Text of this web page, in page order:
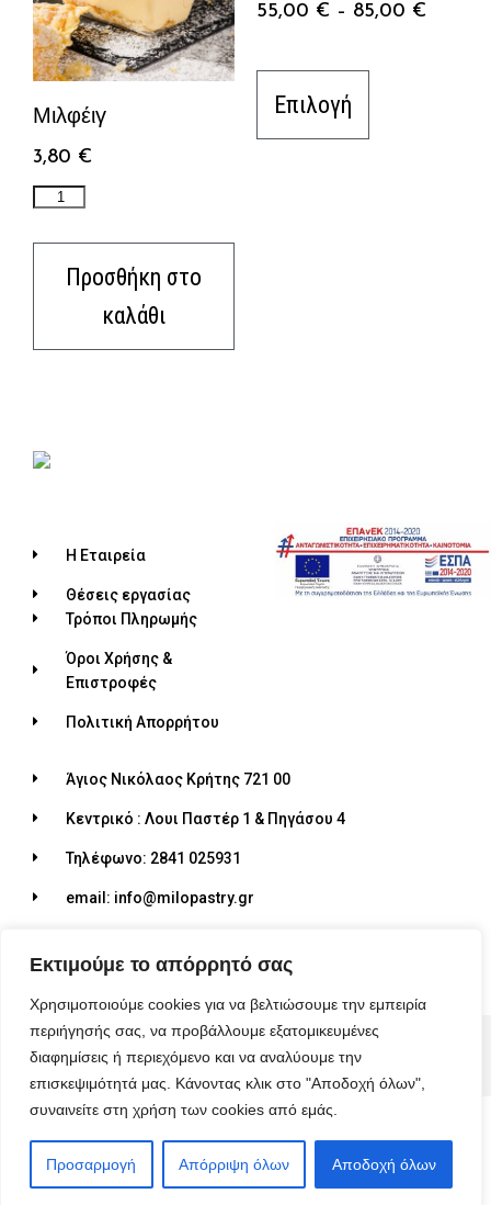
Εκτιμούμε το απόρρητό σας
Χρησιμοποιούμε cookies για να βελτιώσουμε την εμπειρία
περιήγησής σας, να προβάλλουμε εξατομικευμένες
διαφημίσεις ή περιεχόμενο και να αναλύουμε την
επισκεψιμότητά μας. Κάνοντας κλικ στο "Αποδοχή όλων",
συναινείτε στη χρήση των cookies από εμάς.
Προσαρμογή Απόρριψη όλων Αποδοχή όλων
Μιλφέιγ
3,80 €
Προσθήκη στο
καλάθι
55,00 € – 85,00 €
Επιλογή
Η Εταιρεία
Θέσεις εργασίας
Τρόποι Πληρωμής
Όροι Χρήσης &
Επιστροφές
Πολιτική Απορρήτου
Άγιος Νικόλαος Κρήτης 721 00
Κεντρικό : Λουι Παστέρ 1 & Πηγάσου 4
Τηλέφωνο: 2841 025931
email: info@milopastry.gr
© 2026 ALL RIGHTS RESERVED​